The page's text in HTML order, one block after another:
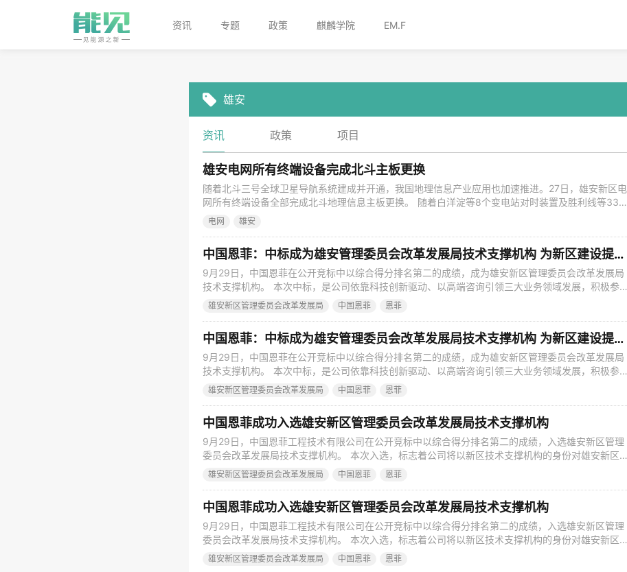
资讯 专题 政策 麒麟学院 EM.F
雄安
资讯 政策 项目
雄安电网所有终端设备完成北斗主板更换
随着北斗三号全球卫星导航系统建成并开通，我国地理信息产业应用也加速推进。27日，雄安新区电
网所有终端设备全部完成北斗地理信息主板更换。 随着白洋淀等8个变电站对时装置及胜利线等335
套故障指示器完成北斗主板更换，雄安新区18座变电站及354条配网线路600余组故障指示器全部实
电网 雄安
中国恩菲：中标成为雄安管理委员会改革发展局技术支撑机构 为新区建设提供“三智服务”
9月29日，中国恩菲在公开竞标中以综合得分排名第二的成绩，成为雄安新区管理委员会改革发展局
技术支撑机构。 本次中标，是公司依靠科技创新驱动、以高端咨询引领三大业务领域发展，积极参与
新区顶层设计、服务新区建设的重要里程碑。未来，公司将围绕雄安新区建设和发展过程中的重大课
雄安新区管理委员会改革发展局 中国恩菲 恩菲
中国恩菲：中标成为雄安管理委员会改革发展局技术支撑机构 为新区建设提供“三智服务”
9月29日，中国恩菲在公开竞标中以综合得分排名第二的成绩，成为雄安新区管理委员会改革发展局
技术支撑机构。 本次中标，是公司依靠科技创新驱动、以高端咨询引领三大业务领域发展，积极参与
新区顶层设计、服务新区建设的重要里程碑。未来，公司将围绕雄安新区建设和发展过程中的重大课
雄安新区管理委员会改革发展局 中国恩菲 恩菲
中国恩菲成功入选雄安新区管理委员会改革发展局技术支撑机构
9月29日，中国恩菲工程技术有限公司在公开竞标中以综合得分排名第二的成绩，入选雄安新区管理
委员会改革发展局技术支撑机构。 本次入选，标志着公司将以新区技术支撑机构的身份对雄安新区建
设和发展过程中的重大课题、新领域、新技术进行研究，开展调研分析、撰写课题和技术研究发展报
雄安新区管理委员会改革发展局 中国恩菲 恩菲
中国恩菲成功入选雄安新区管理委员会改革发展局技术支撑机构
9月29日，中国恩菲工程技术有限公司在公开竞标中以综合得分排名第二的成绩，入选雄安新区管理
委员会改革发展局技术支撑机构。 本次入选，标志着公司将以新区技术支撑机构的身份对雄安新区建
设和发展过程中的重大课题、新领域、新技术进行研究，开展调研分析、撰写课题和技术研究发展报
雄安新区管理委员会改革发展局 中国恩菲 恩菲